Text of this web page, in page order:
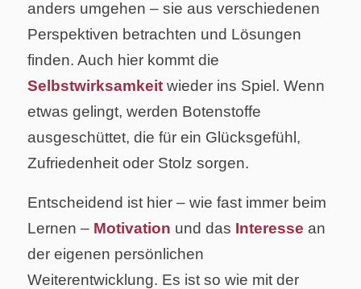
anders umgehen – sie aus verschiedenen
Perspektiven betrachten und Lösungen
finden. Auch hier kommt die
Selbstwirksamkeitwieder ins Spiel. Wenn
etwas gelingt, werden Botenstoffe
ausgeschüttet, die für ein Glücksgefühl,
Zufriedenheit oder Stolz sorgen.
Entscheidend ist hier – wie fast immer beim
Lernen – Motivation und das Interesse an
der eigenen persönlichen
Weiterentwicklung. Es ist so wie mit der